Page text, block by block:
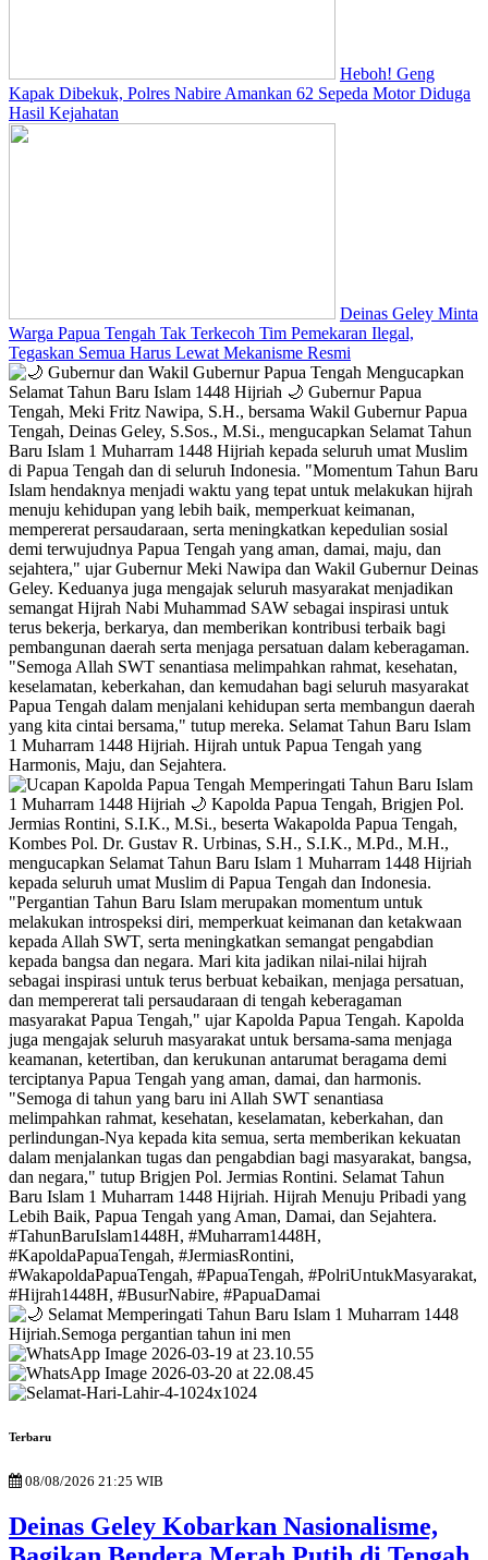
Heboh! Geng
Kapak Dibekuk, Polres Nabire Amankan 62 Sepeda Motor Diduga
Hasil Kejahatan
Deinas Geley Minta
Warga Papua Tengah Tak Terkecoh Tim Pemekaran Ilegal,
Tegaskan Semua Harus Lewat Mekanisme Resmi
Terbaru
08/08/2026 21:25 WIB
Deinas Geley Kobarkan Nasionalisme,